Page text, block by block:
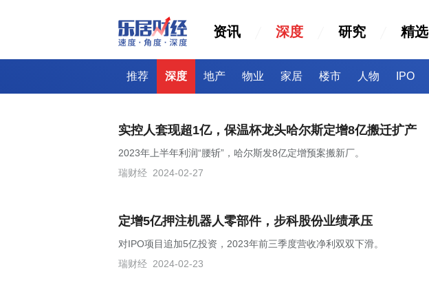
资讯 深度 研究 精选
推荐 深度 地产 物业 家居 楼市 人物 IPO
实控人套现超1亿，保温杯龙头哈尔斯定增8亿搬迁扩产
2023年上半年利润“腰斩”，哈尔斯发8亿定增预案搬新厂。
瑞财经 2024-02-27
定增5亿押注机器人零部件，步科股份业绩承压
对IPO项目追加5亿投资，2023年前三季度营收净利双双下滑。
瑞财经 2024-02-23